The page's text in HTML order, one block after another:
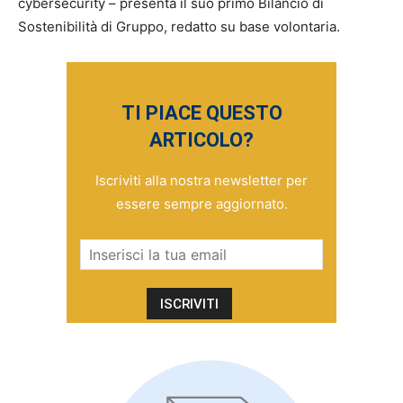
Sostenibilità di Gruppo, redatto su base volontaria.
TI PIACE QUESTO
ARTICOLO?
Iscriviti alla nostra newsletter per
essere sempre aggiornato.